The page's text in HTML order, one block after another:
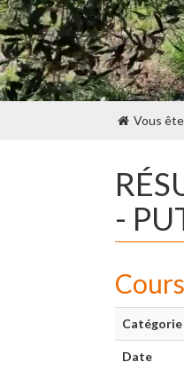
Vous
-
Catégorie
Date